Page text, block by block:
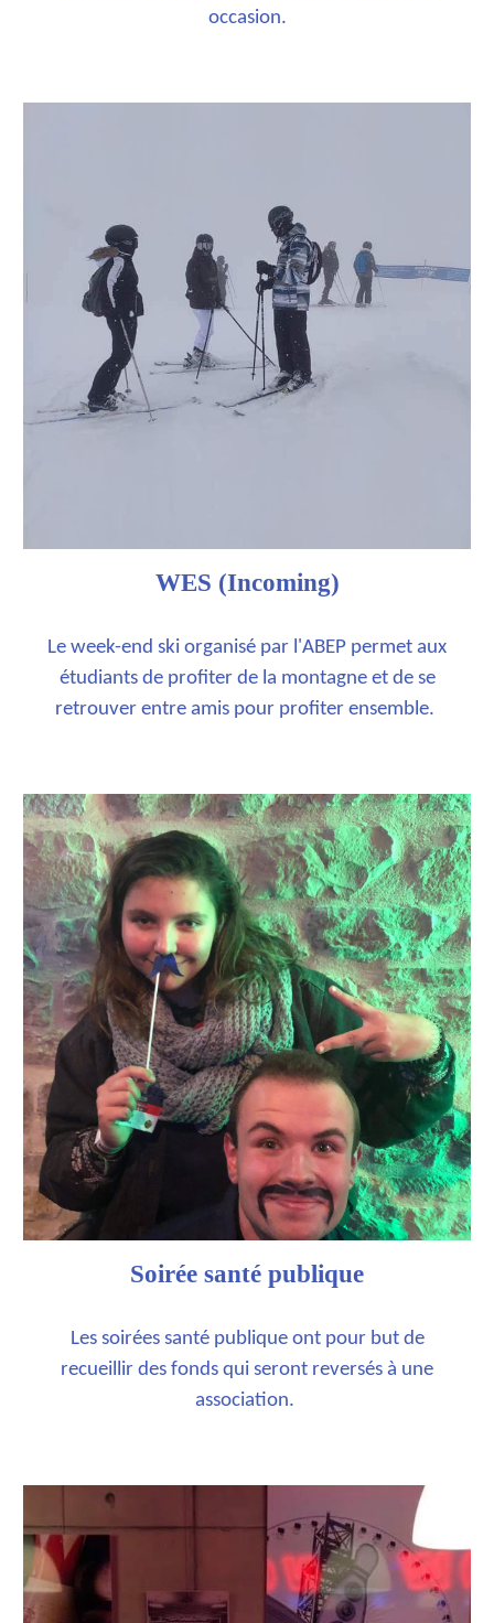
occasion.
WES (Incoming)
Le week-end ski organisé par l'ABEP permet aux
étudiants de profiter de la montagne et de se
retrouver entre amis pour profiter ensemble.
Soirée santé publique
Les soirées santé publique ont pour but de
recueillir des fonds qui seront reversés à une
association.